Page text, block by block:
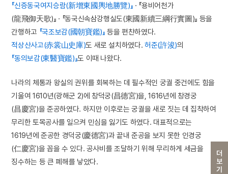
더보기
『신증동국여지승람(新增東國輿地勝覽)』 · 『용비어천가
(龍飛御天歌)』 · 『동국신속삼강행실도(東國新續三綱行實圖)』 등을
간행하고 『국조보감(國朝寶鑑)』 등을 편찬하였다.
적상산사고(赤裳山史庫)도 새로 설치하였다.허준(許浚)의
『동의보감(東醫寶鑑)』도 이때 나왔다.
나라의 체통과 왕실의 권위를 회복하는 데 필수적인 궁궐 중건에도 힘을
기울여 1610년(광해군 2)에 창덕궁(昌德宮)을, 1616년에 창경궁
(昌慶宮)을 준공하였다. 하지만 이후로는 궁궐을 새로 짓는 데 집착하여
무리한 토목공사를 일으켜 민심을 잃기도 하였다. 대표적으로는
1619년에 준공한 경덕궁(慶德宮)과 끝내 준공을 보지 못한 인경궁
(仁慶宮)을 꼽을 수 있다. 공사비를 조달하기 위해 무리하게 세금을
징수하는 등 큰 폐해를 낳았다.